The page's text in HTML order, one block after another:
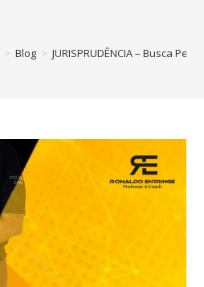
> Blog > JURISPRUDÊNCIA – Busca